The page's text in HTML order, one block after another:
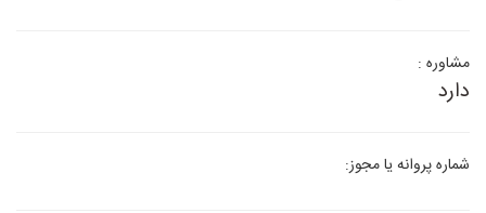
مشاوره :
دارد
شماره پروانه یا مجوز: